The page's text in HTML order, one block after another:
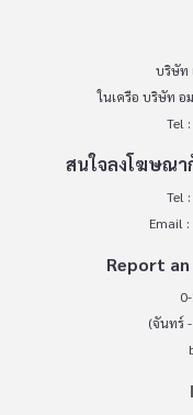
บริษัท
ในเครือ บริษัท อ
Tel
สนใจลงโฆษณา
Tel
Email :
Report
(จันทร์